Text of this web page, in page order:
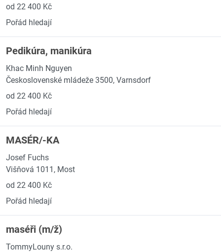
od 22 400 Kč
Pořád hledají
Pedikúra, manikúra
Khac Minh Nguyen
Československé mládeže 3500, Varnsdorf
od 22 400 Kč
Pořád hledají
MASÉR/-KA
Josef Fuchs
Višňová 1011, Most
od 22 400 Kč
Pořád hledají
maséři (m/ž)
TommyLouny s.r.o.